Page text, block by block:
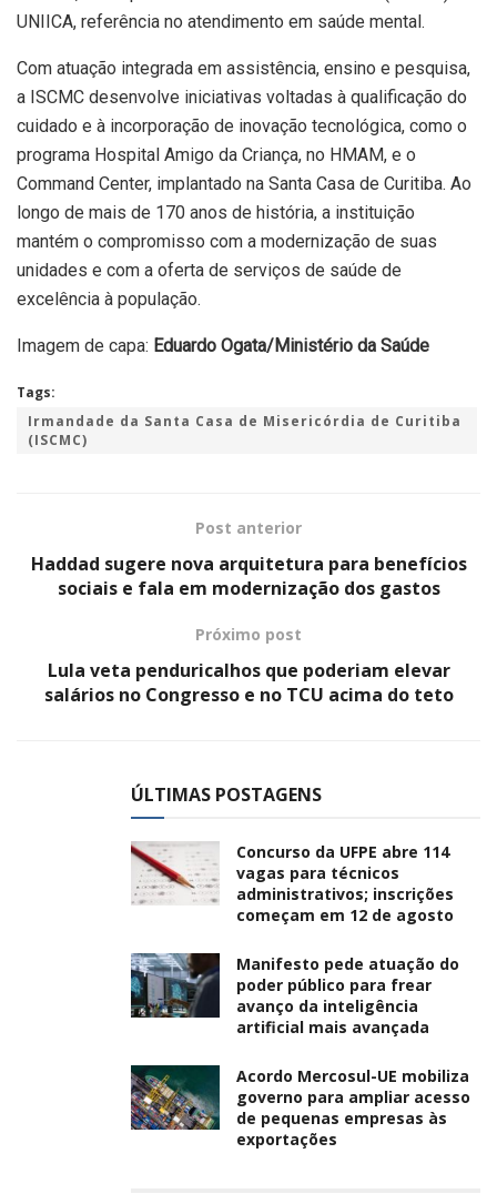
UNIICA, referência no atendimento em saúde mental.
Com atuação integrada em assistência, ensino e pesquisa,
a ISCMC desenvolve iniciativas voltadas à qualificação do
cuidado e à incorporação de inovação tecnológica, como o
programa Hospital Amigo da Criança, no HMAM, e o
Command Center, implantado na Santa Casa de Curitiba. Ao
longo de mais de 170 anos de história, a instituição
mantém o compromisso com a modernização de suas
unidades e com a oferta de serviços de saúde de
excelência à população.
Imagem de capa: Eduardo Ogata/Ministério da Saúde
Tags:
Irmandade da Santa Casa de Misericórdia de Curitiba
(ISCMC)
Post anterior
Haddad sugere nova arquitetura para benefícios
sociais e fala em modernização dos gastos
Próximo post
Lula veta penduricalhos que poderiam elevar
salários no Congresso e no TCU acima do teto
ÚLTIMAS POSTAGENS
Concurso da UFPE abre 114
vagas para técnicos
administrativos; inscrições
começam em 12 de agosto
Manifesto pede atuação do
poder público para frear
avanço da inteligência
artificial mais avançada
Acordo Mercosul-UE mobiliza
governo para ampliar acesso
de pequenas empresas às
exportações